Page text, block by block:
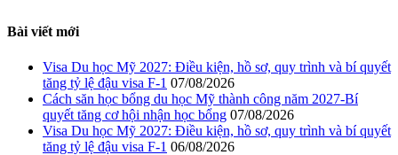
Bài viết mới
Visa Du học Mỹ 2027: Điều kiện, hồ sơ, quy trình và bí quyết
tăng tỷ lệ đậu visa F-1 07/08/2026
Cách săn học bổng du học Mỹ thành công năm 2027-Bí
quyết tăng cơ hội nhận học bổng 07/08/2026
Visa Du học Mỹ 2027: Điều kiện, hồ sơ, quy trình và bí quyết
tăng tỷ lệ đậu visa F-1 06/08/2026